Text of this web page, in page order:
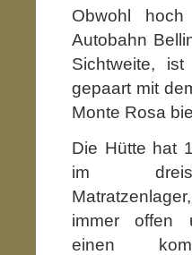
Obwohl
Autobahn
Sichtweite,
gepaart mit
Monte Rosa
Die Hütte hat
im
immer offen
einen